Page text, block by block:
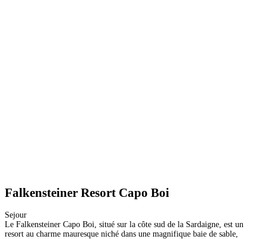
Falkensteiner Resort Capo Boi
Sejour
Le Falkensteiner Capo Boi, situé sur la côte sud de la Sardaigne, est un
resort au charme mauresque niché dans une magnifique baie de sable,